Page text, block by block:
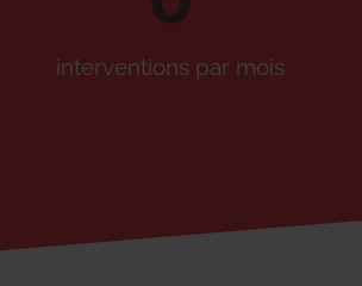
interventions par mois